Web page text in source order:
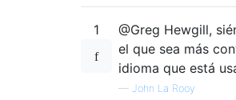
1
@Greg Hewgill,
el que sea más
idioma que está
— John La Rooy